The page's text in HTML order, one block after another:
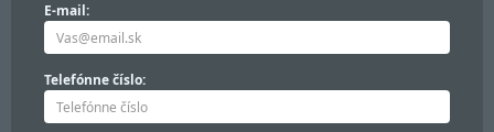
E-mail:
Telefónne číslo: